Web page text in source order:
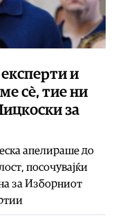
и
сè, тие ни
за
апелираше до
посочувајќи
за Изборниот